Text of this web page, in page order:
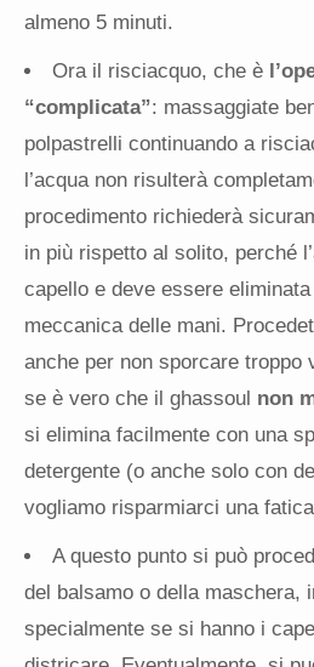
almeno 5 minuti.
Ora il risciacquo, che è
“complicata”: massaggiate
polpastrelli continuando a
l’acqua non risulterà
procedimento richiederà
in più rispetto al solito, perché
capello e deve essere eliminata
meccanica delle mani.
anche per non sporcare troppo
se è vero che il ghassoul non
si elimina facilmente con una
detergente (o anche solo con
vogliamo risparmiarci una
A questo punto si può
del balsamo o della maschera,
specialmente se si hanno i